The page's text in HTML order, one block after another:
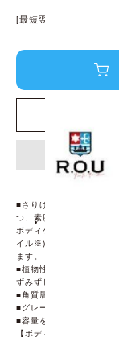
[最短翌日発送！]
アイテム詳
■さりげなく息づく植物
つ、素肌をすこやかに保
ボディケアアイテムが揃
イル※)を配合(※芳香成分
ます。
■植物性エモリエント成
ずみずしい質感のボディ
■角質層のすみずみに潤
■グレープフルーツ精油
■容量を見直して、使い
【ボディローション】